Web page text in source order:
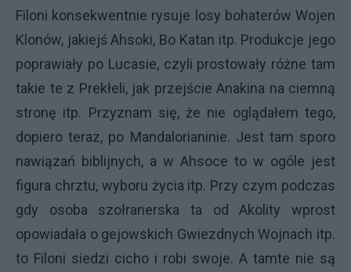
Filoni konsekwentnie rysuje losy bohaterów Wojen
Klonów, jakiejś Ahsoki, Bo Katan itp. Produkcje jego
poprawiały po Lucasie, czyli prostowały różne tam
takie te z Prekłeli, jak przejście Anakina na ciemną
stronę itp. Przyznam się, że nie oglądałem tego,
dopiero teraz, po Mandalorianinie. Jest tam sporo
nawiązań biblijnych, a w Ahsoce to w ogóle jest
figura chrztu, wyboru życia itp. Przy czym podczas
gdy osoba szołranerska ta od Akolity wprost
opowiadała o gejowskich Gwiezdnych Wojnach itp.
to Filoni siedzi cicho i robi swoje. A tamte nie są